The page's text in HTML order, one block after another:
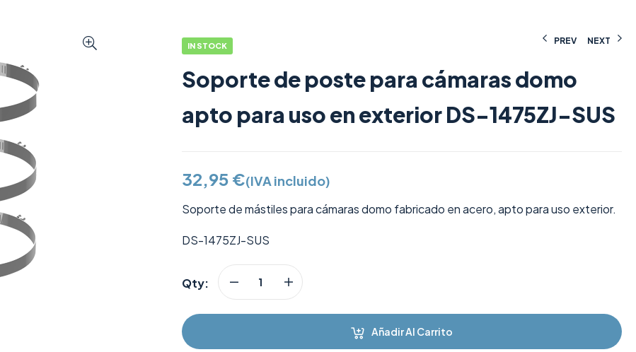
PREV NEXT
IN STOCK
Soporte de poste para cámaras domo
apto para uso en exterior DS-1475ZJ-SUS
32,95 €(IVA incluido)
Soporte de mástiles para cámaras domo fabricado en acero, apto para uso exterior.
DS-1475ZJ-SUS
Qty:
Añadir Al Carrito